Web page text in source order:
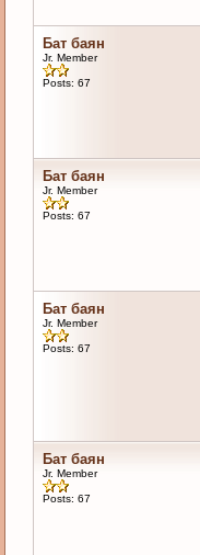
Бат баян
Jr. Member
Posts: 67
Бат баян
Jr. Member
Posts: 67
Бат баян
Jr. Member
Posts: 67
Бат баян
Jr. Member
Posts: 67